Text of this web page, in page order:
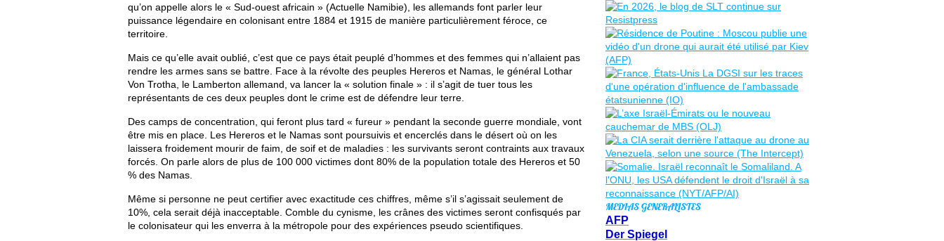
qu’on appelle alors le « Sud-ouest africain » (Actuelle Namibie), les allemands font parler leur
puissance légendaire en colonisant entre 1884 et 1915 de manière particulièrement féroce, ce
territoire.
Mais ce qu’elle avait oublié, c’est que ce pays était peuplé d’hommes et des femmes qui n’allaient pas
rendre les armes sans se battre. Face à la révolte des peuples Hereros et Namas, le général Lothar
Von Trotha, le Lamberton allemand, va lancer la « solution finale » : il s’agit de tuer tous les
représentants de ces deux peuples dont le crime est de défendre leur terre.
Des camps de concentration, qui feront plus tard « fureur » pendant la seconde guerre mondiale, vont
être mis en place. Les Hereros et le Namas sont poursuivis et encerclés dans le désert où on les
laissera froidement mourir de faim, de soif et de maladies : les survivants seront contraints aux travaux
forcés. On parle alors de plus de 100 000 victimes dont 80% de la population totale des Hereros et 50
% des Namas.
Même si personne ne peut certifier avec exactitude ces chiffres, même s’il s’agissait seulement de
10%, cela serait déjà inacceptable. Comble du cynisme, les crânes des victimes seront confisqués par
le colonisateur qui les enverra à la métropole pour des expériences pseudo scientifiques.
MEDIAS GENERALISTES
AFP
Der Spiegel